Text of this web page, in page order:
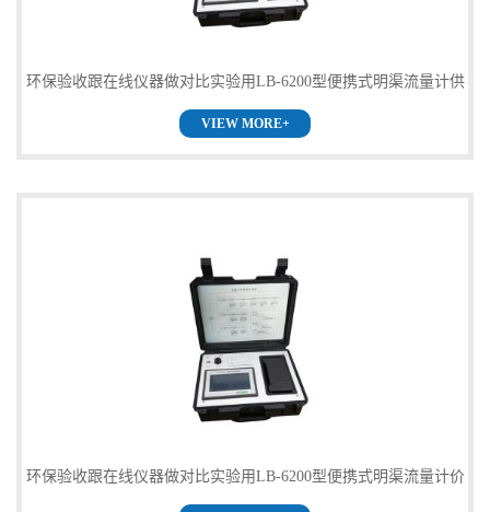
环保验收跟在线仪器做对比实验用LB-6200型便携式明渠流量计供
应
VIEW MORE+
环保验收跟在线仪器做对比实验用LB-6200型便携式明渠流量计价